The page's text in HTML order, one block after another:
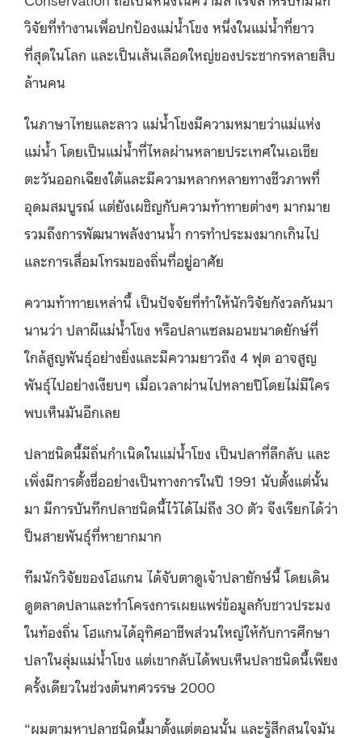
วิจัยที่ทำงานเพื่อปกป้องแม่น้ำโขง หนึ่งในแม่น้ำที่ยาว
ที่สุดในโลก และเป็นเส้นเลือดใหญ่ของประชากรหลายสิบ
ล้านคน
ในภาษาไทยและลาว แม่น้ำโขงมีความหมายว่าแม่แห่ง
แม่น้ำ โดยเป็นแม่น้ำที่ไหลผ่านหลายประเทศในเอเชีย
ตะวันออกเฉียงใต้และมีความหลากหลายทางชีวภาพที่
อุดมสมบูรณ์ แต่ยังเผชิญกับความท้าทายต่างๆ มากมาย
รวมถึงการพัฒนาพลังงานน้ำ การทำประมงมากเกินไป
และการเสื่อมโทรมของถิ่นที่อยู่อาศัย
ความท้าทายเหล่านี้ เป็นปัจจัยที่ทำให้นักวิจัยกังวลกันมา
นานว่า ปลาผีแม่น้ำโขง หรือปลาแซลมอนขนาดยักษ์ที่
ใกล้สูญพันธุ์อย่างยิ่งและมีความยาวถึง 4 ฟุต อาจสูญ
พันธุ์ไปอย่างเงียบๆ เมื่อเวลาผ่านไปหลายปีโดยไม่มีใคร
พบเห็นมันอีกเลย
ปลาชนิดนี้มีถิ่นกำเนิดในแม่น้ำโขง เป็นปลาที่ลึกลับ และ
เพิ่งมีการตั้งชื่ออย่างเป็นทางการในปี 1991 นับตั้งแต่นั้น
มา มีการบันทึกปลาชนิดนี้ไว้ได้ไม่ถึง 30 ตัว จึงเรียกได้ว่า
ป็นสายพันธุ์ที่หายากมาก
ทีมนักวิจัยของโฮแกน ได้จับตาดูเจ้าปลายักษ์นี้ โดยเดิน
ดูตลาดปลาและทำโครงการเผยแพร่ข้อมูลกับชาวประมง
ในท้องถิ่น โฮแกนได้อุทิศอาชีพส่วนใหญ่ให้กับการศึกษา
ปลาในลุ่มแม่น้ำโขง แต่เขากลับได้พบเห็นปลาชนิดนี้เพียง
ครั้งเดียวในช่วงต้นทศวรรษ 2000
“ผมตามหาปลาชนิดนี้มาตั้งแต่ตอนนั้น และรู้สึกสนใจมัน